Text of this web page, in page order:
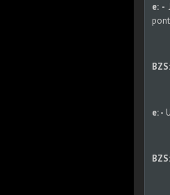
e: -
e: -